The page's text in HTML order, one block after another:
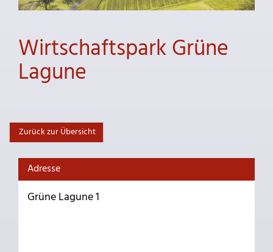
Wirtschaftspark Grüne
Lagune
Zurück zur Übersicht
Adresse
Grüne Lagune 1